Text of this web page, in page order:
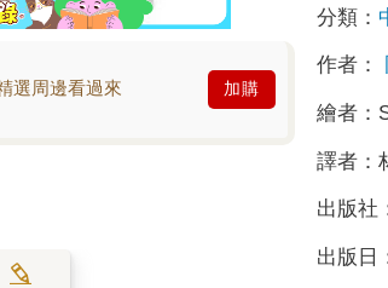
選周邊看過來 加購
分類：
作者：
繪者：
譯者：
出版社
出版日